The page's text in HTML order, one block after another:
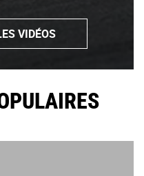
VIDÉOS